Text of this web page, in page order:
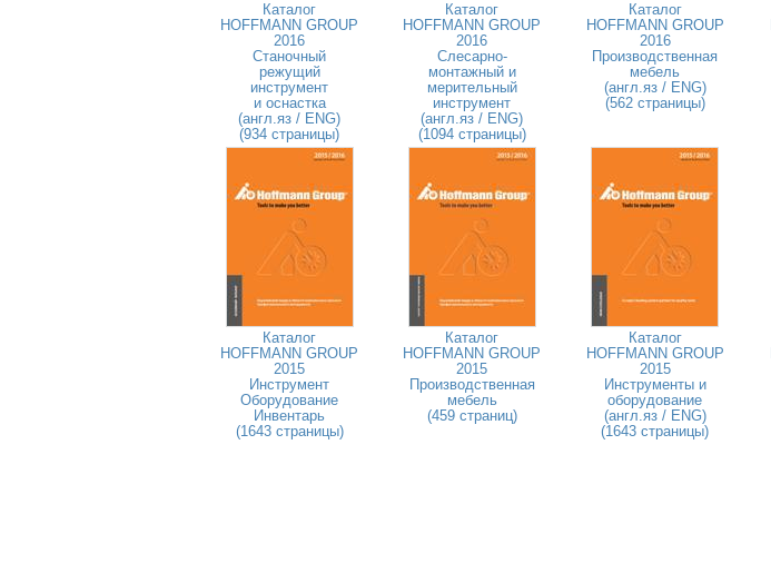
Каталог
HOFFMANN GROUP
2016
Станочный
режущий
инструмент
и оснастка
(англ.яз / ENG)
(934 страницы)
Каталог
HOFFMANN GROUP
2016
Слесарно-
монтажный и
мерительный
инструмент
(англ.яз / ENG)
(1094 страницы)
Каталог
HOFFMANN GROUP
2016
Производственная
мебель
(англ.яз / ENG)
(562 страницы)
Каталог
HOFFMANN GROUP
2015
Инструмент
Оборудование
Инвентарь
(1643 страницы)
Каталог
HOFFMANN GROUP
2015
Производственная
мебель
(459 страниц)
Каталог
HOFFMANN GROUP
2015
Инструменты и
оборудование
(англ.яз / ENG)
(1643 страницы)